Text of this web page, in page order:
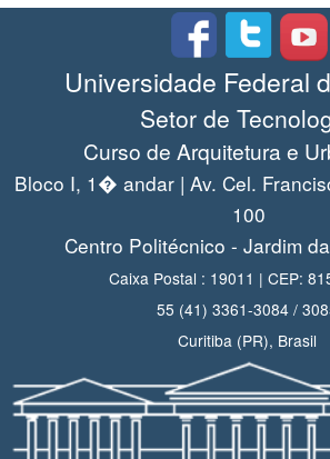
Universidade Federal
Setor de
Curso de Arquitetura e
Bloco I, 1� andar | Av. Cel.
100
Centro Politécnico - Jardim
Caixa Postal : 19011 | CEP:
55 (41) 3361-3084 /
Curitiba (PR), Brasil